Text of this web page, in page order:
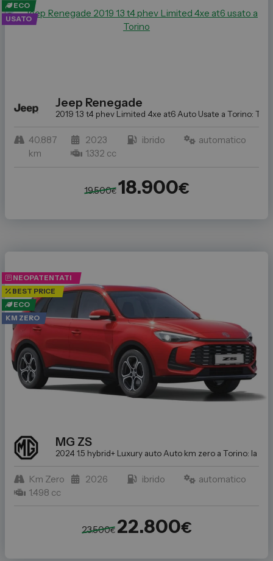
ECO
USATO
Jeep Renegade
2019 1.3 t4 phev Limited 4xe at6 Auto Usate a Torino:
40.887
km
2023 ibrido
automatico
1.332 cc
19.500€ 18.900€
NEOPATENTATI
BEST PRICE
ECO
KM ZERO
MG ZS
2024 1.5 hybrid+ Luxury auto Auto km zero a Torino: la
Km Zero 2026 ibrido
automatico
1.498 cc
23.500€ 22.800€